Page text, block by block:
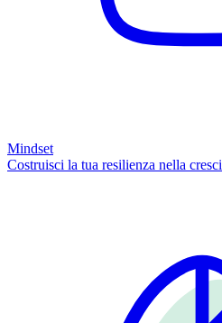
Mindset
Costruisci la tua resilienza nella